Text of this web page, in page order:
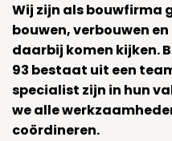
Wij zijn als bouwfirma
bouwen, verbouwen
daarbij komen kijken.
93 bestaat uit een
specialist zijn in hun
we alle
coördineren.